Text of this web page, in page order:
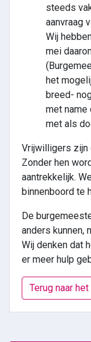
steeds
aanvraag
Wij
mei
het
breed-
met name
met als
Vrijwilligers zijn
Zonder hen
aantrekkelijk.
binnenboord te
De
anders kunnen,
Wij denken dat
er meer hulp
Terug naar